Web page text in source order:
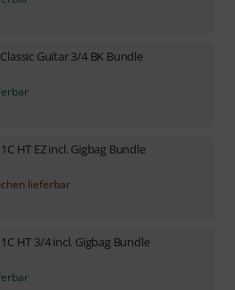
Classic Guitar 3/4 BK Bundle
1C HT EZ incl. Gigbag Bundle
lieferbar
1C HT 3/4 incl. Gigbag Bundle